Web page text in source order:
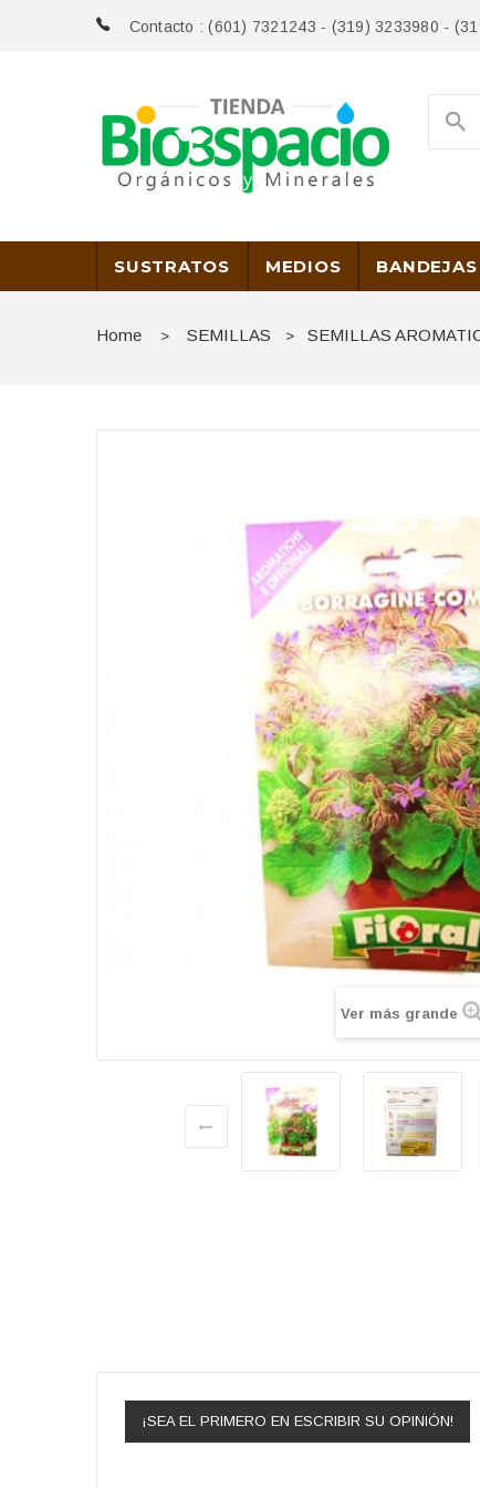
Contacto :(601) 7321243 - (319) 3233980 -
SUSTRATOS MEDIOS
Home > SEMILLAS > SEMILLAS
Ver más grande
¡SEA EL PRIMERO EN ESCRIBIR SU OPINIÓN!